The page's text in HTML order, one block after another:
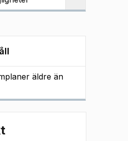
äldre än